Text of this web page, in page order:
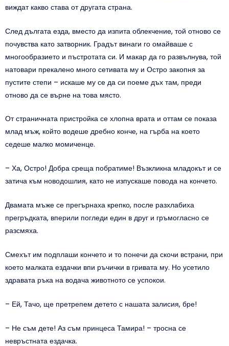
виждат какво става от другата страна.
След дългата езда, вместо да изпита облекчение, той отново се
почувства като затворник. Градът винаги го омайваше с
многообразието и пъстротата си. И макар да го развълнува, той
натовари прекалено много сетивата му и Остро закопня за
пустите степи – искаше му се да си поеме дъх там, преди
отново да се върне на това място.
От страничната пристройка се хлопна врата и оттам се показа
млад мъж, който водеше дребно конче, на гърба на което
седеше малко момиченце.
– Ха, Остро! Добра среща побратиме! Възкликна младокът и се
затича към новодошлия, като не изпускаше повода на кончето.
Двамата мъже се прегърнаха крепко, после разхлабиха
прегръдката, вперили погледи един в друг и гръмогласно се
разсмяха.
Смехът им подплаши кончето и то понечи да скочи встрани, при
което малката ездачки впи ръчички в гривата му. Но усетило
здравата ръка на водача животното се успокои.
– Ей, Тачо, ще претрепем детето с нашата залисия, бре!
– Не съм дете! Аз съм принцеса Тамира! – тросна се
невръстната ездачка.